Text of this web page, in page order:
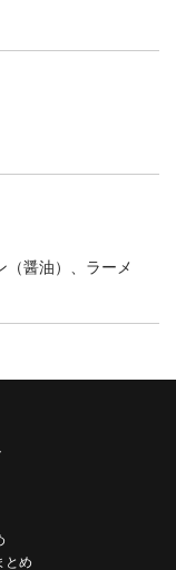
（醤油）、ラーメ
とめ